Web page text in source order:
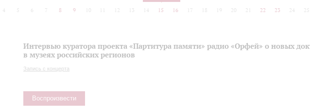
4 5 6 7 8 9 10 12 13 14 15 16 17 18 19 20 21 22 23 24 25
Интервью куратора проекта «Партитура памяти» радио «Орфей» о новых
в музеях российских регионов
Запись с концерта
Воспроизвести